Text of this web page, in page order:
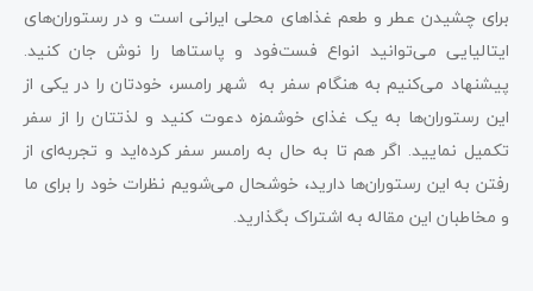
برای چشیدن عطر و طعم غذاهای محلی ایرانی است و در رستوران‌های
ایتالیایی می‌توانید انواع فست‌فود و پاستاها را نوش جان کنید.
پیشنهاد می‌کنیم به هنگام سفر به شهر رامسر، خودتان را در یکی از
این رستوران‌ها به یک غذای خوشمزه دعوت کنید و لذتتان را از سفر
تکمیل نمایید. اگر هم تا به حال به رامسر سفر کرده‌اید و تجربه‌ای از
رفتن به این رستوران‌ها دارید، خوشحال می‌شویم نظرات خود را برای ما
و مخاطبان این مقاله به اشتراک بگذارید.